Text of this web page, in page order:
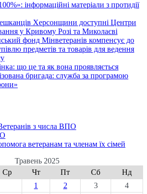
інформаційні матеріали з протидії
Херсонщини доступні Центри
у Кривому Розі та Миколаєві
фонд Мінветеранів компенсує до
предметів та товарів для ведення
що це та як вона проявляється
бригада: служба за програмою
з числа ВПО
ветеранам та членам їх сімей
Травень 2025
Ср Чт Пт Сб
Нд
1
2 3
4